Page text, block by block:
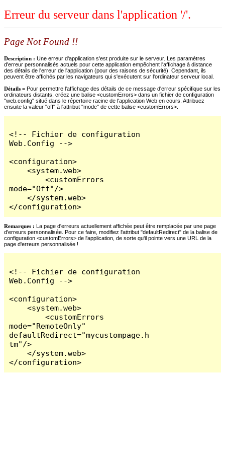
Erreur du serveur dans l'application '/'.
Page Not Found !!
Description : Une erreur d'application s'est produite sur le serveur. Les paramètres
d'erreur personnalisés actuels pour cette application empêchent l'affichage à distance
des détails de l'erreur de l'application (pour des raisons de sécurité). Cependant, ils
peuvent être affichés par les navigateurs qui s'exécutent sur l'ordinateur serveur local.
Détails = Pour permettre l'affichage des détails de ce message d'erreur spécifique sur les
ordinateurs distants, créez une balise <customErrors> dans un fichier de configuration
"web.config" situé dans le répertoire racine de l'application Web en cours. Attribuez
ensuite la valeur "off" à l'attribut "mode" de cette balise <customErrors>.
<!-- Fichier de configuration
Web.Config -->
<configuration>
    <system.web>
        <customErrors
mode="Off"/>
    </system.web>
</configuration>
Remarques : La page d'erreurs actuellement affichée peut être remplacée par une page
d'erreurs personnalisée. Pour ce faire, modifiez l'attribut "defaultRedirect" de la balise de
configuration <customErrors> de l'application, de sorte qu'il pointe vers une URL de la
page d'erreurs personnalisée !
<!-- Fichier de configuration
Web.Config -->
<configuration>
    <system.web>
        <customErrors
mode="RemoteOnly"
defaultRedirect="mycustompage.h
tm"/>
    </system.web>
</configuration>